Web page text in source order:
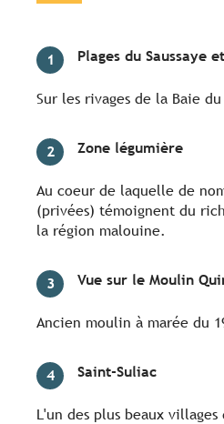
1 Plages du Saussaye
Sur les rivages de la Baie
2 Zone légumière
Au coeur de laquelle de
(privées) témoignent du
la région malouine.
3 Vue sur le Moulin
Ancien moulin à marée du
4 Saint-Suliac
L'un des plus beaux villages